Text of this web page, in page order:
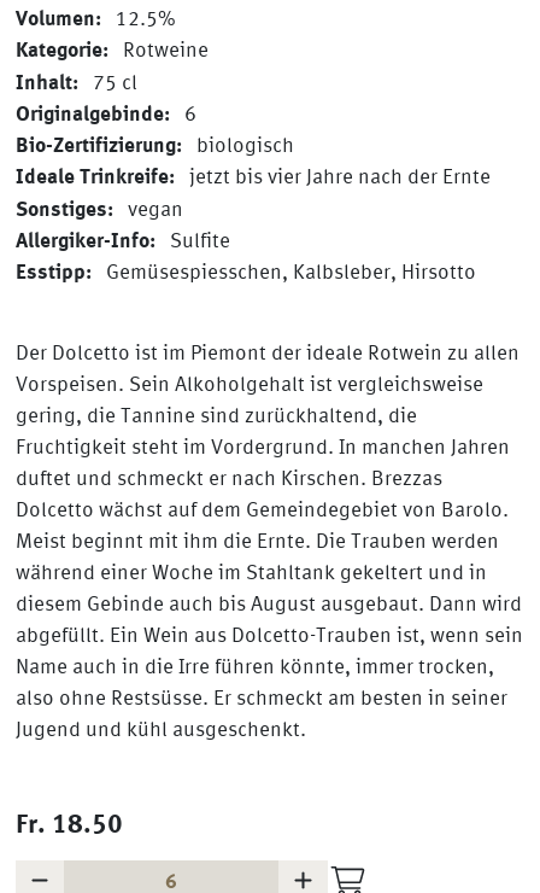
Volumen: 12.5%
Kategorie: Rotweine
Inhalt: 75 cl
Originalgebinde: 6
Bio-Zertifizierung: biologisch
Ideale Trinkreife: jetzt bis vier Jahre nach der Ernte
Sonstiges: vegan
Allergiker-Info: Sulfite
Esstipp: Gemüsespiesschen, Kalbsleber, Hirsotto
Der Dolcetto ist im Piemont der ideale Rotwein zu allen
Vorspeisen. Sein Alkoholgehalt ist vergleichsweise
gering, die Tannine sind zurückhaltend, die
Fruchtigkeit steht im Vordergrund. In manchen Jahren
duftet und schmeckt er nach Kirschen. Brezzas
Dolcetto wächst auf dem Gemeindegebiet von Barolo.
Meist beginnt mit ihm die Ernte. Die Trauben werden
während einer Woche im Stahltank gekeltert und in
diesem Gebinde auch bis August ausgebaut. Dann wird
abgefüllt. Ein Wein aus Dolcetto-Trauben ist, wenn sein
Name auch in die Irre führen könnte, immer trocken,
also ohne Restsüsse. Er schmeckt am besten in seiner
Jugend und kühl ausgeschenkt.
Fr. 18.50